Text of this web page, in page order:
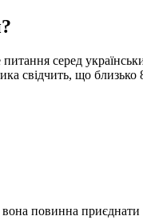
серед
свідчить, що
повинна